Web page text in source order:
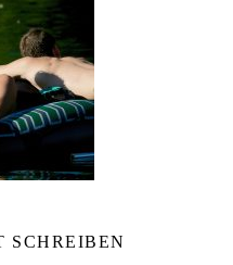
SCHREIBEN